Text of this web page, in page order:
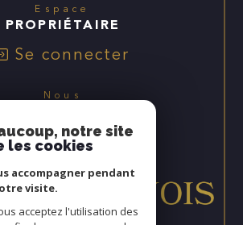
Espace
PROPRIÉTAIRE
Se connecter
Nous
notre site
les cookies
accompagner pendant
visite.
acceptez l'utilisation des